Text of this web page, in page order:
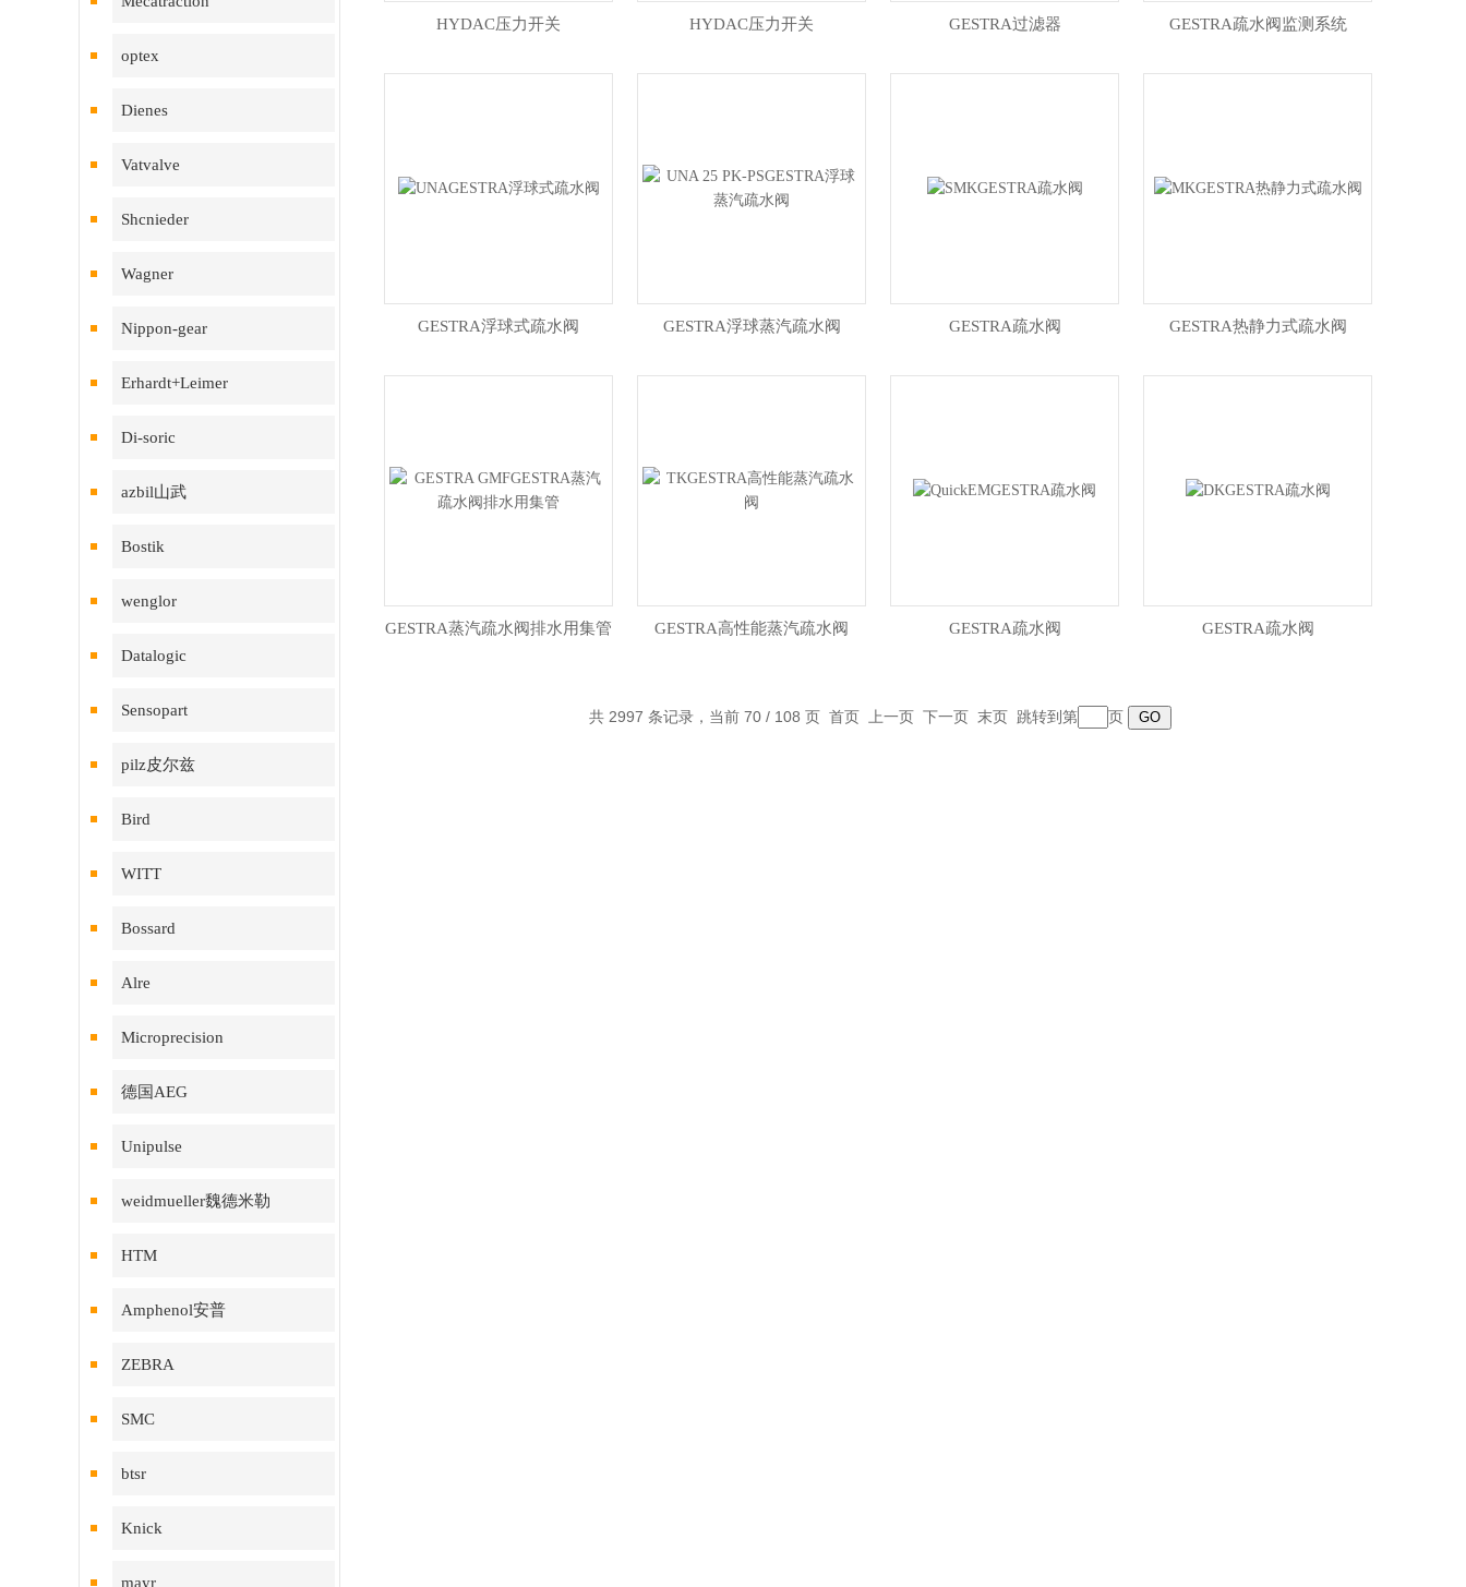
optex
Dienes
Vatvalve
Shcnieder
Wagner
Nippon-gear
Erhardt+Leimer
Di-soric
azbil山武
Bostik
wenglor
Datalogic
Sensopart
pilz皮尔兹
Bird
WITT
Bossard
Alre
Microprecision
德国AEG
Unipulse
weidmueller魏德米勒
HTM
Amphenol安普
ZEBRA
SMC
btsr
Knick
mayr
HYDAC压力开关 HYDAC压力开关 GESTRA过滤器 GESTRA疏水阀监测系统
GESTRA浮球式疏水阀 GESTRA浮球蒸汽疏水阀 GESTRA疏水阀 GESTRA热静力式疏水阀
GESTRA蒸汽疏水阀排水用集管 GESTRA高性能蒸汽疏水阀 GESTRA疏水阀 GESTRA疏水阀
共 2997 条记录，当前 70 / 108 页 首页 上一页 下一页 末页 跳转到第 页